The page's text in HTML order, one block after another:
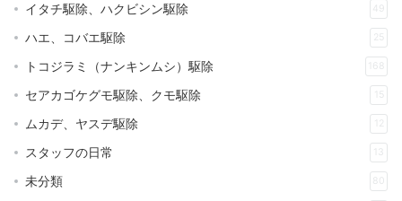
イタチ駆除、ハクビシン駆除 49
ハエ、コバエ駆除 25
トコジラミ（ナンキンムシ）駆除 168
セアカゴケグモ駆除、クモ駆除 15
ムカデ、ヤスデ駆除 12
スタッフの日常 13
未分類 80